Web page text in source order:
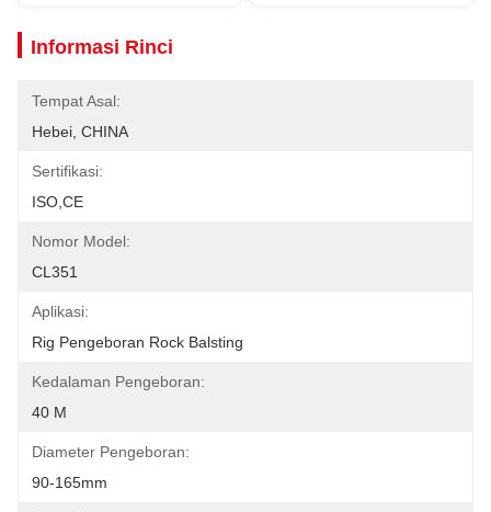
Informasi Rinci
Tempat Asal:
Hebei, CHINA
Sertifikasi:
ISO,CE
Nomor Model:
CL351
Aplikasi:
Rig Pengeboran Rock Balsting
Kedalaman Pengeboran:
40 M
Diameter Pengeboran:
90-165mm